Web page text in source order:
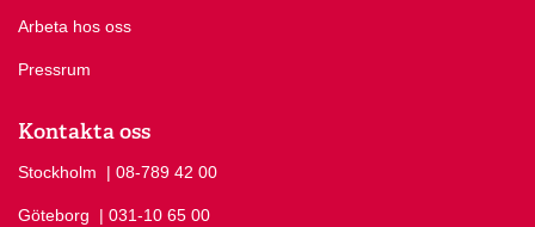
Arbeta hos oss
Pressrum
Kontakta oss
Stockholm Ring Stockholm på
| 08-789 42 00
Göteborg Ring Göteborg på
| 031-10 65 00